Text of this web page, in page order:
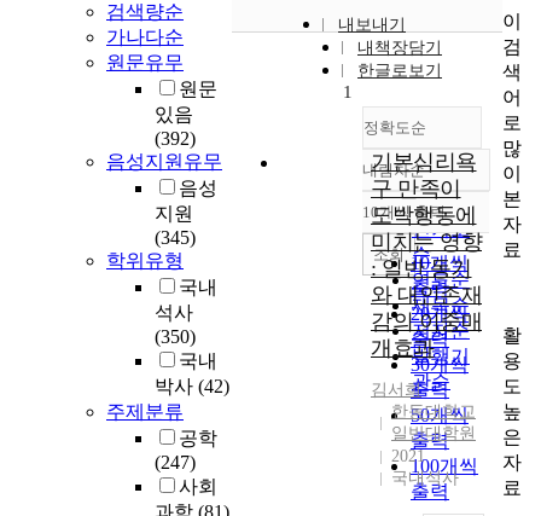
검색량순
가나다순
원문유무
원문
있음
(392)
음성지원유무
음성
지원
(345)
학위유형
국내
석사
(350)
국내
박사 (42)
주제분류
공학
(247)
사회
내보내기
내책장담기
한글로보기
정확도순
정확도
순
인기도
순
연도순
제목순
저자순
발행기
관순
내림차순
내림차순
10개씩 출력
10개씩
출력
20개씩
출력
30개씩
출력
50개씩
출력
100개씩
출력
조회
1
기본심리욕
구 만족이
도박행동에
미치는 영향
: 일반 동기
와 대인존재
감의 이중매
개효과
김서희
한동대학교
일반대학원
2021
국내석사
이
검
색
어
로
많
이
본
자
료
활
용
도
높
은
자
료